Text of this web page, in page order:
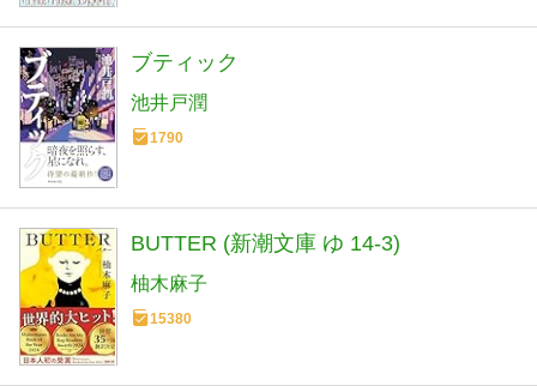
ブティック
池井戸潤
1790
BUTTER (新潮文庫 ゆ 14-3)
柚木麻子
15380